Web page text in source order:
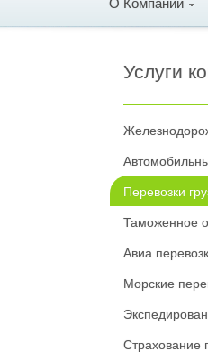
О Компании
Услуги
Перевозки
Таможенное
Авиа
Морские
Страхование